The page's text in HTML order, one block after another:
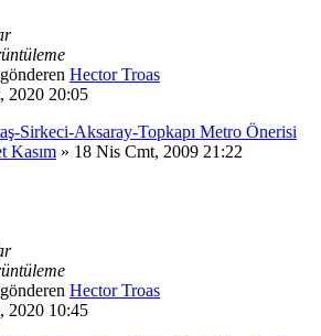
gönderen Hector Troas
2020 20:05
Sirkeci-Aksaray-Topkapı Metro Önerisi
Kasım » 18 Nis Cmt, 2009 21:22
gönderen Hector Troas
2020 10:45